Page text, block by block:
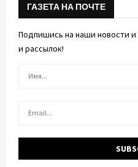
ГАЗЕТА НА ПОЧТЕ
Подпишись на наши новости и
и рассылок!